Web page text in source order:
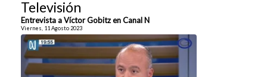
Televisión
Entrevista a Víctor Gobitz en Canal N
Viernes, 11 Agosto 2023